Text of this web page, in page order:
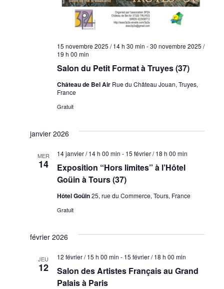
Salon du Petit Format à Truyes (37)
15 novembre 2025 / 14 h 30 min -30 novembre 2025 /
19 h 00 min
Château de Bel Air Rue du Château Jouan, Truyes,
France
Gratuit
janvier 2026
MER
14
Exposition “Hors limites” à l’Hôtel
Goüin à Tours (37)
14 janvier / 14 h 00 min - 15 février / 18 h 00 min
Hôtel Goüin25, rue du Commerce, Tours, France
Gratuit
février 2026
JEU
12
Salon des Artistes Français au Grand
Palais à Paris
12 février / 15 h 00 min - 15 février / 18 h 00 min